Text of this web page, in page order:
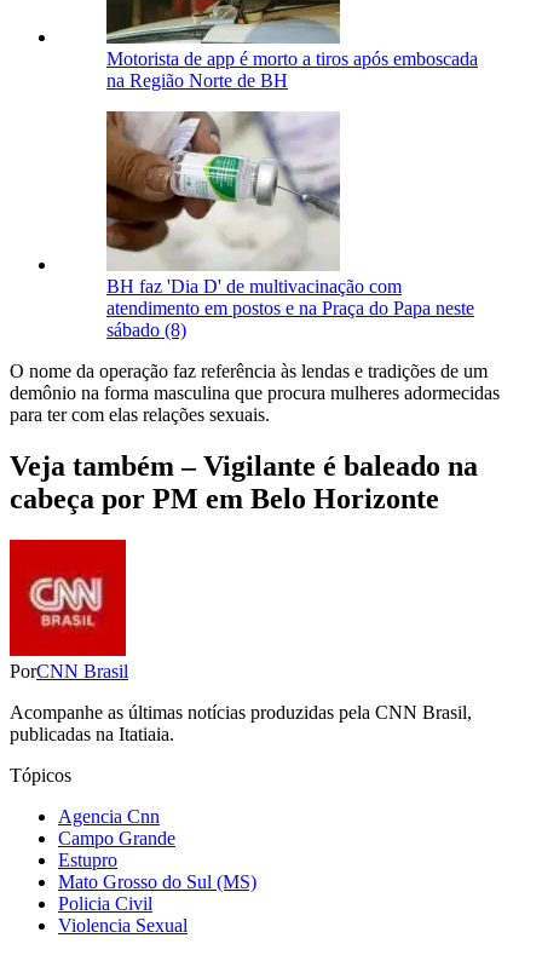
Motorista de app é morto a tiros após emboscada
na Região Norte de BH
BH faz 'Dia D' de multivacinação com
atendimento em postos e na Praça do Papa neste
sábado (8)
O nome da operação faz referência às lendas e tradições de um
demônio na forma masculina que procura mulheres adormecidas
para ter com elas relações sexuais.
Veja também – Vigilante é baleado na
cabeça por PM em Belo Horizonte
PorCNN Brasil
Acompanhe as últimas notícias produzidas pela CNN Brasil,
publicadas na Itatiaia.
Tópicos
Agencia Cnn
Campo Grande
Estupro
Mato Grosso do Sul (MS)
Policia Civil
Violencia Sexual